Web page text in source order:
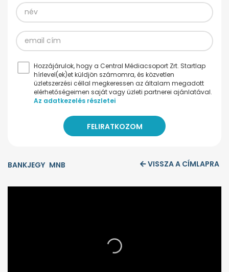
Hozzájárulok, hogy a Central Médiacsoport Zrt. Startlap
hírlevel(ek)et küldjön számomra, és közvetlen
üzletszerzési céllal megkeressen az általam megadott
elérhetőségeimen saját vagy üzleti partnerei ajánlatával.
Az adatkezelés részletei
BANKJEGY MNB VISSZA A CÍMLAPRA